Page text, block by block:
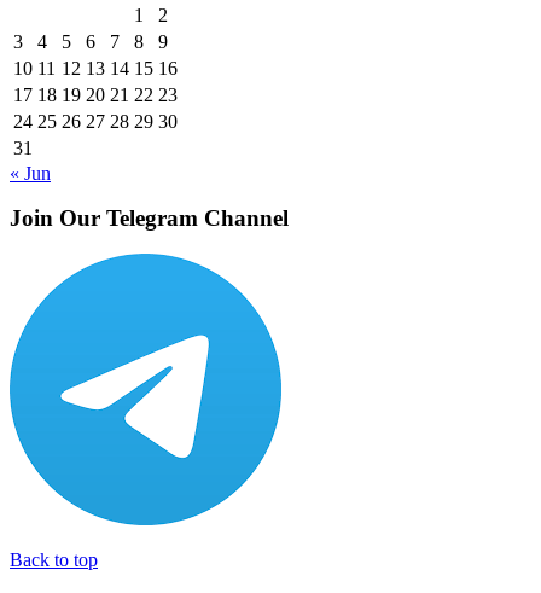
1
2
3
4 5 6 7 8
9
10 11 12 13 14 15 16
17 18 19 20 21 22 23
24 25 26 27 28 29 30
31
« Jun
Join Our Telegram Channel
Back to top